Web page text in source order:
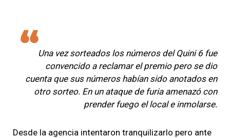
Una vez sorteados los números del Quini 6 fue
convencido a reclamar el premio pero se dio
cuenta que sus números habían sido anotados en
otro sorteo. En un ataque de furia amenazó con
prender fuego el local e inmolarse.
Desde la agencia intentaron tranquilizarlo pero ante